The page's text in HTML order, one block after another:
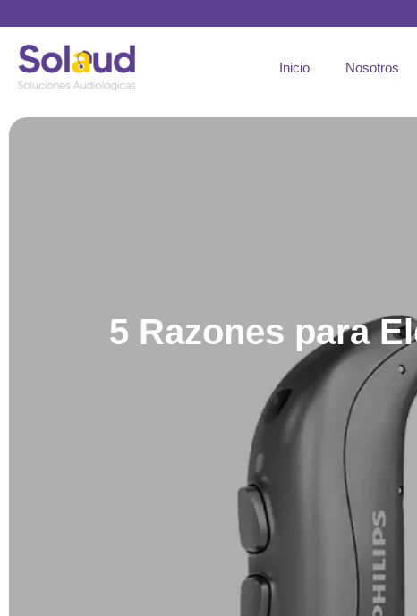
Inicio Nosotros
5 Razones para